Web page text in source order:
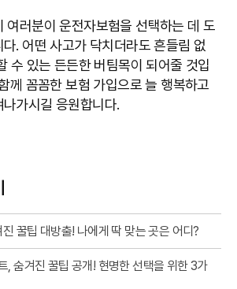
여러분이 운전자보험을 선택하는 데 도
. 어떤 사고가 닥치더라도 흔들림 없
수 있는 든든한 버팀목이 되어줄 것입
께 꼼꼼한 보험 가입으로 늘 행복하고
가시길 응원합니다.
꿀팁 대방출! 나에게 딱 맞는 곳은 어디?
, 숨겨진 꿀팁 공개! 현명한 선택을 위한 3가